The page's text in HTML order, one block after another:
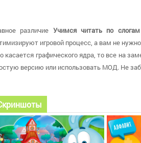
различие Учимся читать по
игровой процесс, а вам не
касается графического ядра, то все на
версию или использовать МОД. Не